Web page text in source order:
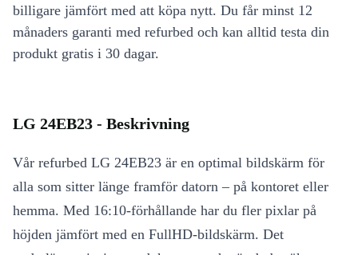
billigare jämfört med att köpa nytt. Du får minst 12
månaders garanti med refurbed och kan alltid testa din
produkt gratis i 30 dagar.
LG 24EB23 - Beskrivning
Vår refurbed LG 24EB23 är en optimal bildskärm för
alla som sitter länge framför datorn – på kontoret eller
hemma. Med 16:10-förhållande har du fler pixlar på
höjden jämfört med en FullHD-bildskärm. Det